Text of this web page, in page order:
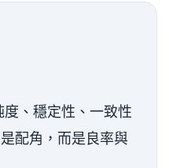
、穩定性、一致性
配角，而是良率與